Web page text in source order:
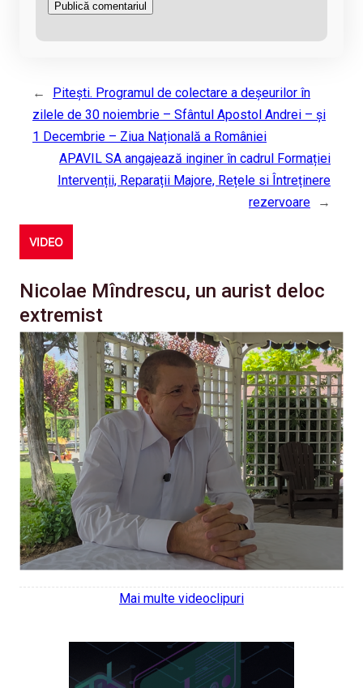
←
Pitești. Programul de colectare a deșeurilor în
zilele de 30 noiembrie – Sfântul Apostol Andrei – și
1 Decembrie – Ziua Națională a României
APAVIL SA angajează inginer în cadrul Formației
Intervenții, Reparații Majore, Rețele si Întreținere
rezervoare
→
VIDEO
Nicolae Mîndrescu, un aurist deloc
extremist
Mai multe videoclipuri